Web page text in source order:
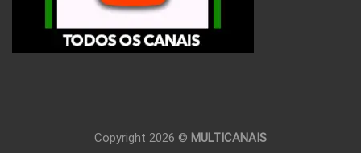
Copyright 2026 © MULTICANAIS